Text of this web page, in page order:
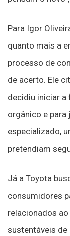
Para Igor
quanto mais a
processo de
de acerto. Ele
decidiu iniciar
orgânico e
especializado,
pretendiam
Já a Toyota
consumidores
relacionados
sustentáveis de